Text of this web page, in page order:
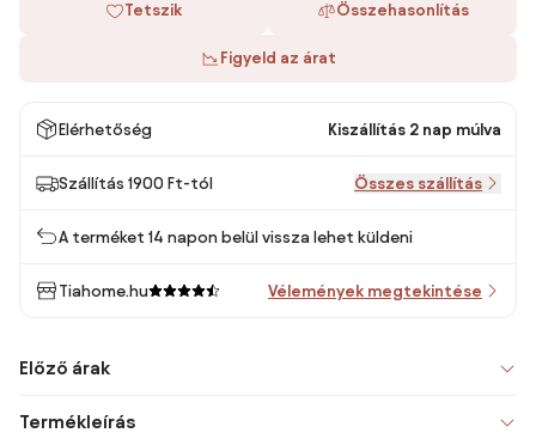
Tetszik Összehasonlítás
Figyeld az árat
Elérhetőség Kiszállítás 2 nap múlva
Szállítás 1900 Ft-tól Összes szállítás
A terméket 14 napon belül vissza lehet küldeni
Tiahome.hu Vélemények megtekintése
Előző árak
Termékleírás